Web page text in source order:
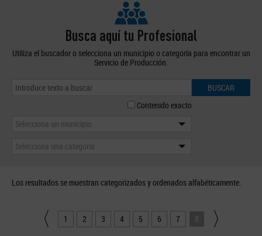
Busca aquí tu Profesional
Utiliza el buscador o selecciona un municipio o categoría para encontrar un
Servicio de Producción.
BUSCAR
Contenido exacto
Selecciona un municipio
Selecciona una categoría
Los resultados se muestran categorizados y ordenados alfabéticamente.
1 2 3 4 5 6 7 8